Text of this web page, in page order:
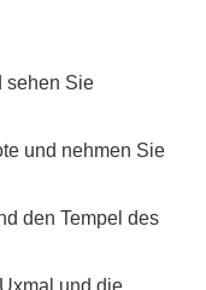
sehen Sie
und nehmen Sie
den Tempel des